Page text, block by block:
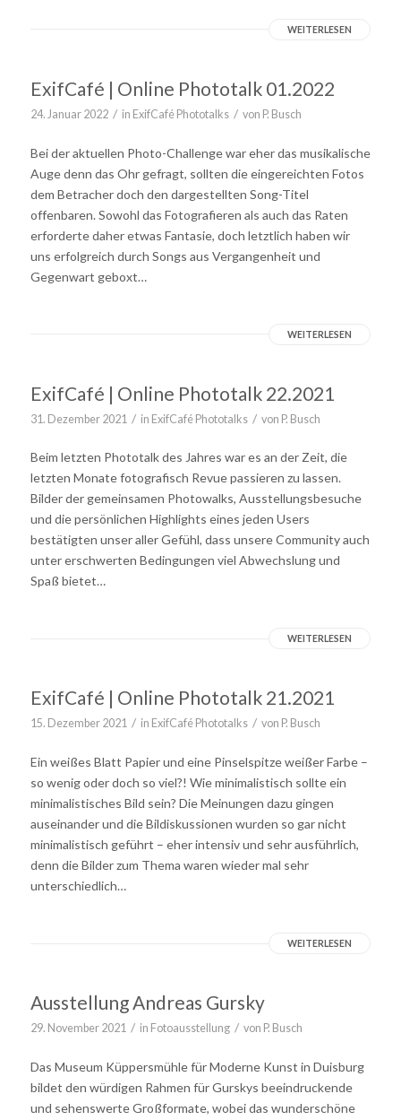
WEITERLESEN
ExifCafé | Online Phototalk 01.2022
24. Januar 2022 / in ExifCafé Phototalks / von P. Busch
Bei der aktuellen Photo-Challenge war eher das musikalische
Auge denn das Ohr gefragt, sollten die eingereichten Fotos
dem Betracher doch den dargestellten Song-Titel
offenbaren. Sowohl das Fotografieren als auch das Raten
erforderte daher etwas Fantasie, doch letztlich haben wir
uns erfolgreich durch Songs aus Vergangenheit und
Gegenwart geboxt…
WEITERLESEN
ExifCafé | Online Phototalk 22.2021
31. Dezember 2021 / in ExifCafé Phototalks / von P. Busch
Beim letzten Phototalk des Jahres war es an der Zeit, die
letzten Monate fotografisch Revue passieren zu lassen.
Bilder der gemeinsamen Photowalks, Ausstellungsbesuche
und die persönlichen Highlights eines jeden Users
bestätigten unser aller Gefühl, dass unsere Community auch
unter erschwerten Bedingungen viel Abwechslung und
Spaß bietet…
WEITERLESEN
ExifCafé | Online Phototalk 21.2021
15. Dezember 2021 / in ExifCafé Phototalks / von P. Busch
Ein weißes Blatt Papier und eine Pinselspitze weißer Farbe –
so wenig oder doch so viel?! Wie minimalistisch sollte ein
minimalistisches Bild sein? Die Meinungen dazu gingen
auseinander und die Bildiskussionen wurden so gar nicht
minimalistisch geführt – eher intensiv und sehr ausführlich,
denn die Bilder zum Thema waren wieder mal sehr
unterschiedlich…
WEITERLESEN
Ausstellung Andreas Gursky
29. November 2021 / in Fotoausstellung / von P. Busch
Das Museum Küppersmühle für Moderne Kunst in Duisburg
bildet den würdigen Rahmen für Gurskys beeindruckende
und sehenswerte Großformate, wobei das wunderschöne